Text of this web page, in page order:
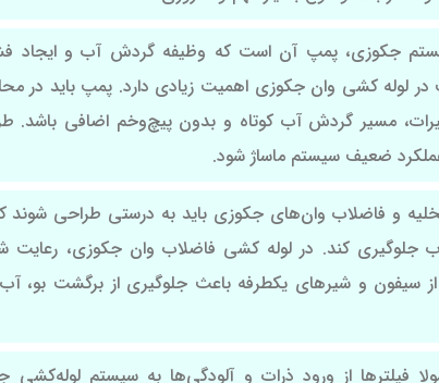
جکوزی، پمپ آن است که وظیفه گردش آب و ایجاد
لوله کشی وان جکوزی اهمیت زیادی دارد. پمپ باید در
مسیر گردش آب کوتاه و بدون پیچ‌وخم اضافی باشد.
ضعیف سیستم ماساژ شود.
و فاضلاب وان‌های جکوزی باید به درستی طراحی شوند
جلوگیری کند. در لوله کشی فاضلاب وان جکوزی،
سیفون و شیرهای یکطرفه باعث جلوگیری از برگشت بو، آب
فیلترها از ورود ذرات و آلودگی‌ها به سیستم لوله‌کشی